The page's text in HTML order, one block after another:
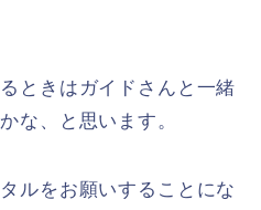
ときはガイドさんと一緒
な、と思います。
ルをお願いすることにな